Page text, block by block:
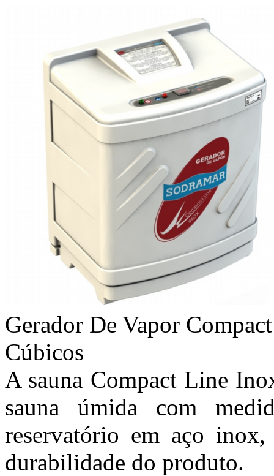
Gerador De Vapor
Cúbicos
A sauna Compact Line
sauna úmida com
reservatório em aço
durabilidade do produto.